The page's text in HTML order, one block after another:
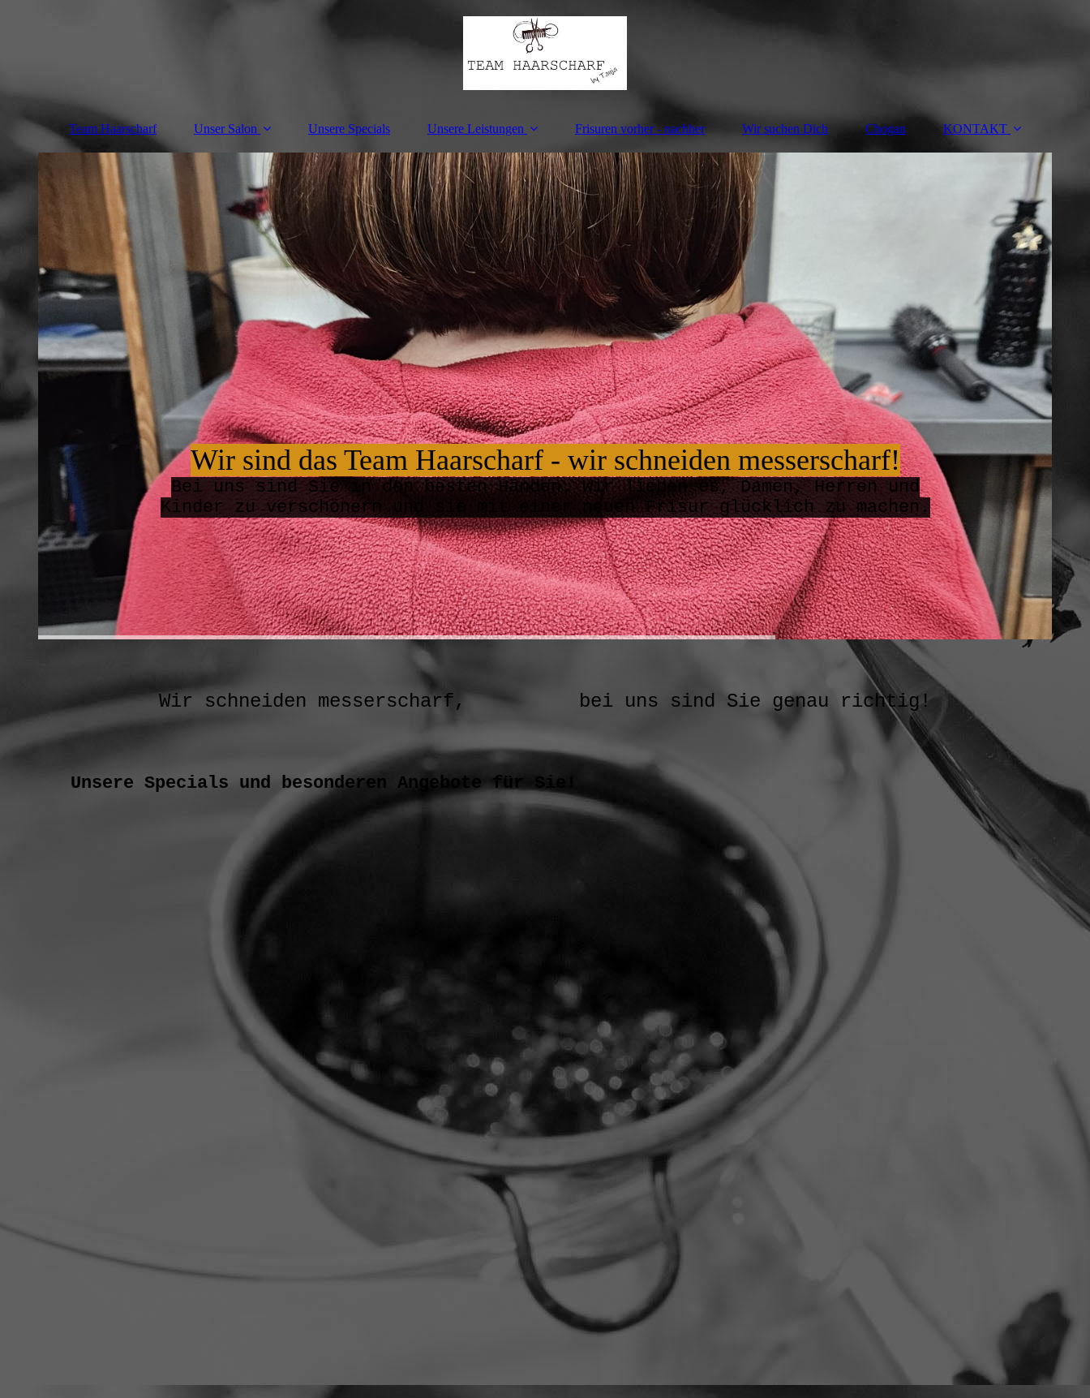
Team Haarscharf Unser Salon Unsere Specials Unsere Leistungen Frisuren vorher - nachher Wir suchen Dich Chogan KONTAKT
Wir sind das Team Haarscharf - wir schneiden messerscharf!
Bei uns sind Sie in den besten Händen. Wir lieben es, Damen, Herren und
Kinder zu verschönern und sie mit einer neuen Frisur glücklich zu machen.
Wir schneiden messerscharf, bei uns sind Sie genau richtig!
Unsere Specials und besonderen Angebote für Sie!